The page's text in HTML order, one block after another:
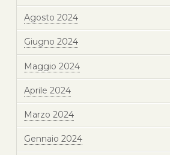
Agosto 2024
Giugno 2024
Maggio 2024
Aprile 2024
Marzo 2024
Gennaio 2024